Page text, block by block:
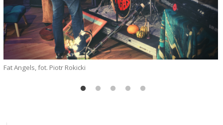
Fat Angels, fot. Piotr Rokicki